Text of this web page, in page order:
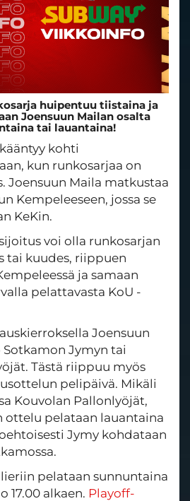
huipentuu tiistaina ja
Joensuun Mailan osalta
tai lauantaina!
kohti
kun runkosarjaa on
Joensuun Maila matkustaa
Kempeleeseen, jossa se
KeKin.
voi olla runkosarjan
tai kuudes, riippuen
ja samaan
pelattavasta KoU -
Joensuun
Jymyn tai
Tästä riippuu myös
pelipäivä. Mikäli
Kouvolan Pallonlyöjät,
ottelu pelataan lauantaina
Jymy kohdataan
pelataan sunnuntaina
17.00 alkaen. Playoff-